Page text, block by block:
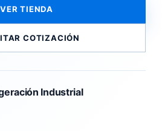
VER TIENDA
COTIZACIÓN
Industrial